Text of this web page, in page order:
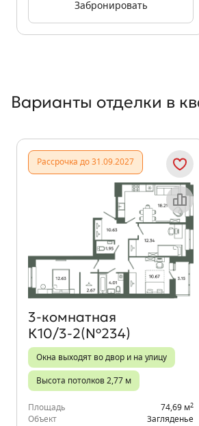
Забронировать
Варианты отделки в
Рассрочка до 31.09.2027
Объект месяца
3‑комнатная
К10/3-2(№234)
Окна выходят во двор и на улицу
Высота потолков 2,77 м
Площадь 74,69 м2
Объект Загляденье